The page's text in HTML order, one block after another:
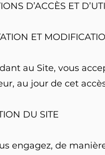
D’ACCÈS ET
ET
au Site, vous
au jour de cet
DU SITE
engagez, de